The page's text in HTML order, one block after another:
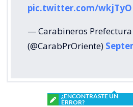
pic.twitter.com/
— Carabineros
(@CarabPrOriente)
¿ENCONTRASTE UN
ERROR?